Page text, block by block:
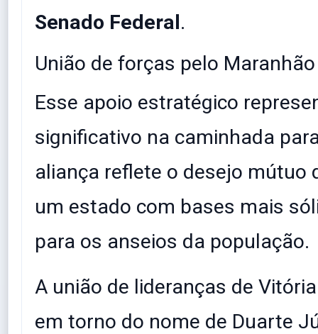
Senado Federal.
​União de forças pelo Maranhão
​Esse apoio estratégico
significativo na caminhada
aliança reflete o desejo mútuo
um estado com bases mais
para os anseios da população.
​A união de lideranças de
em torno do nome de Duarte